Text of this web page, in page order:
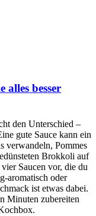
alles besser
den Unterschied –
gute Sauce kann ein
verwandeln, Pommes
Brokkoli auf
Saucen vor, die du
aromatisch oder
ist etwas dabei.
Minuten zubereiten